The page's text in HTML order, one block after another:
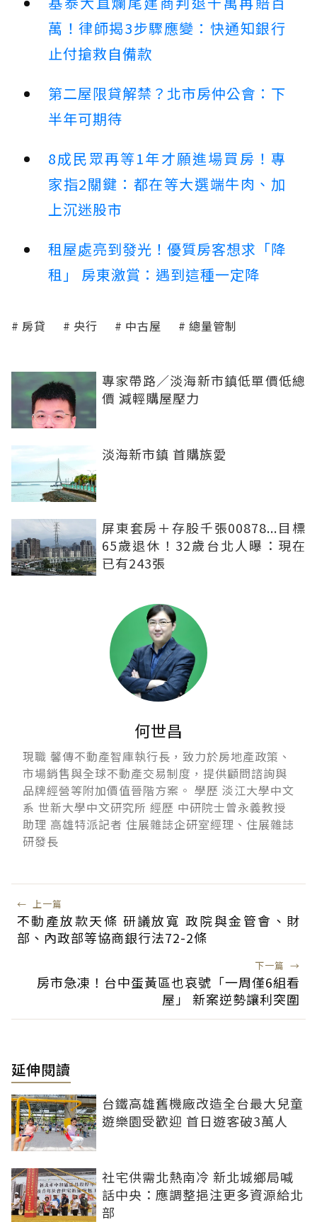
萬！律師揭3步驟應變：快通知銀行
止付搶救自備款
第二屋限貸解禁？北市房仲公會：下
半年可期待
8成民眾再等1年才願進場買房！專
家指2關鍵：都在等大選端牛肉、加
上沉迷股市
租屋處亮到發光！優質房客想求「降
租」 房東激賞：遇到這種一定降
房貸 央行 中古屋 總量管制
專家帶路／淡海新市鎮低單價低總
價 減輕購屋壓力
淡海新市鎮 首購族愛
屏東套房＋存股千張00878...目標
65歲退休！32歲台北人曝：現在
已有243張
何世昌
現職 馨傳不動產智庫執行長，致力於房地產政策、
市場銷售與全球不動產交易制度，提供顧問諮詢與
品牌經營等附加價值晉階方案。 學歷 淡江大學中文
系 世新大學中文研究所 經歷 中研院士曾永義教授
助理 高雄特派記者 住展雜誌企研室經理、住展雜誌
研發長
← 上一篇
不動產放款天條 研議放寬 政院與金管會、財
部、內政部等協商銀行法72-2條
下一篇 →
房市急凍！台中蛋黃區也哀號「一周僅6組看
屋」 新案逆勢讓利突圍
延伸閱讀
台鐵高雄舊機廠改造全台最大兒童
遊樂園受歡迎 首日遊客破3萬人
社宅供需北熱南冷 新北城鄉局喊
話中央：應調整挹注更多資源給北
部